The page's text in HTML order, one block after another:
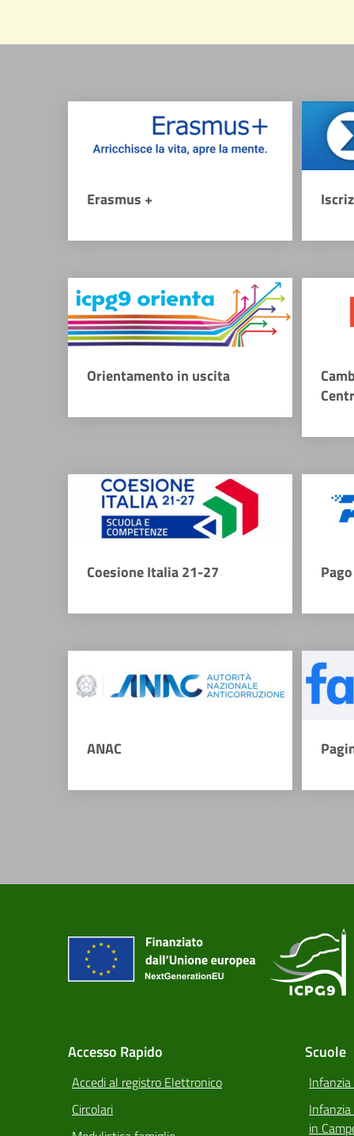
Erasmus +
Orientamento in uscita
Coesione Italia 21-27
ANAC
Accesso Rapido
Accedi al registro Elettronico
Circolari
Scuole
in